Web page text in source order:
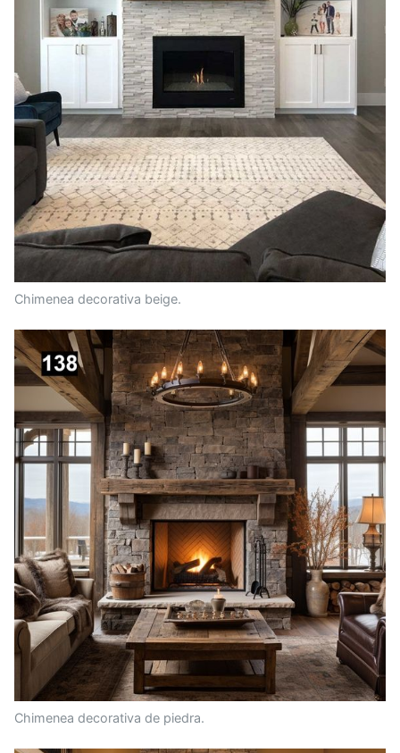
Chimenea decorativa beige.
Chimenea decorativa de piedra.